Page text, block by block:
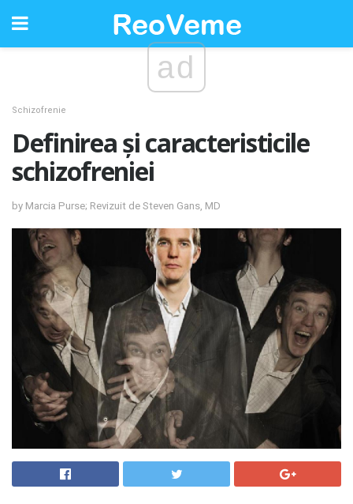
ad
Schizofrenie
Definirea și caracteristicile
schizofreniei
by Marcia Purse; Revizuit de Steven Gans, MD